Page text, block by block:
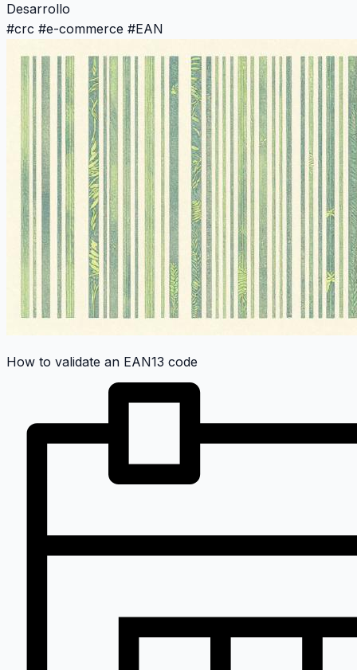
Desarrollo
#crc #e-commerce #EAN
How to validate an EAN13 code